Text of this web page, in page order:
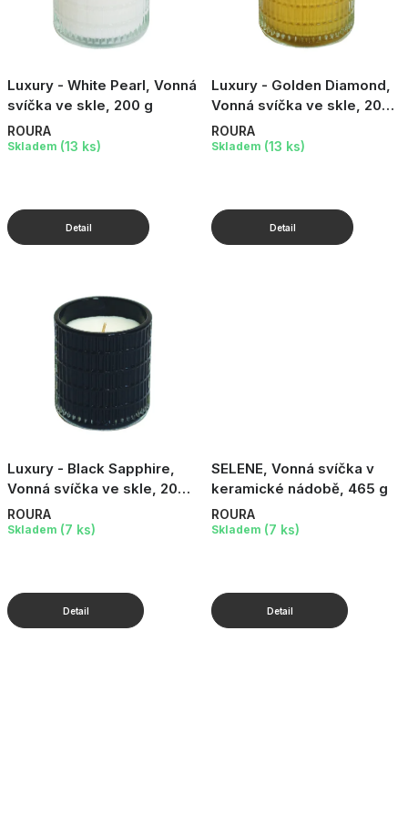
Luxury - White Pearl, Vonná
svíčka ve skle, 200 g
ROURA
Skladem (13 ks)
Luxury - Golden Diamond,
Vonná svíčka ve skle, 200
g
ROURA
Skladem (13 ks)
Luxury - Black Sapphire,
Vonná svíčka ve skle, 200
g
ROURA
Skladem (7 ks)
SELENE, Vonná svíčka v
keramické nádobě, 465 g
ROURA
Skladem (7 ks)